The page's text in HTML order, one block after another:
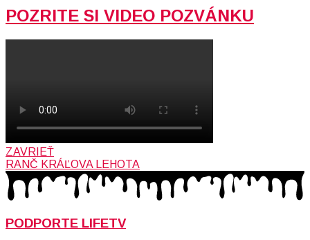
POZRITE SI VIDEO POZVÁNKU
ZAVRIEŤ
RANČ KRÁĽOVA LEHOTA
PODPORTE LIFETV